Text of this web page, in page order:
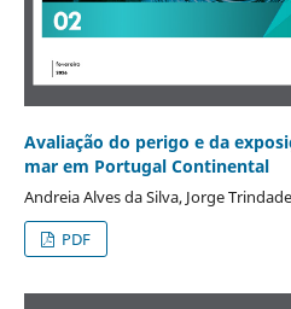
Avaliação do perigo e da
mar em Portugal Continental
Andreia Alves da Silva, Jorge
PDF